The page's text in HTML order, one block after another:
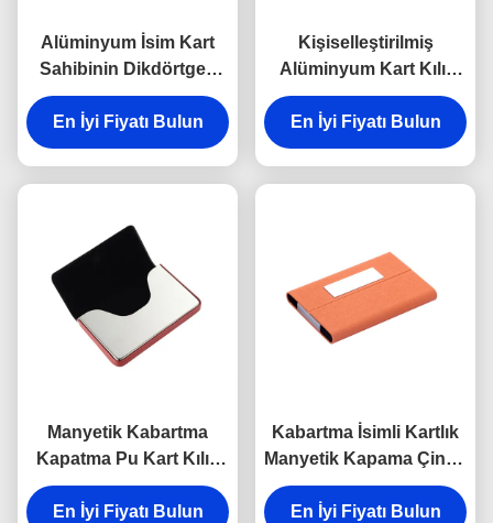
Alüminyum İsim Kart
Sahibinin Dikdörtgen
Ayna Özelleştirilmiş Kart
Kılıfı
En İyi Fiyatı Bulun
Kişiselleştirilmiş
Alüminyum Kart Kılıf
Ayna Cam Manyetik
Kapatma
En İyi Fiyatı Bulun
Manyetik Kabartma
Kapatma Pu Kart Kılıfı
Alüminyum Kartvizitlik
Dijital Baskı
En İyi Fiyatı Bulun
Kabartma İsimli Kartlık
Manyetik Kapama Çinko
Alaşımlı Pu Deri Kartlık
En İyi Fiyatı Bulun